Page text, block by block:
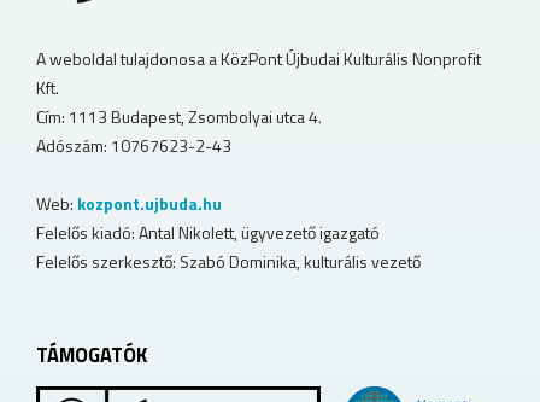
A weboldal tulajdonosa a KözPont Újbudai Kulturális Nonprofit
Kft.
Cím: 1113 Budapest, Zsombolyai utca 4.
Adószám: 10767623-2-43
Web: kozpont.ujbuda.hu
Felelős kiadó: Antal Nikolett, ügyvezető igazgató
Felelős szerkesztő: Szabó Dominika, kulturális vezető
TÁMOGATÓK